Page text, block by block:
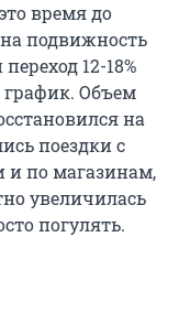
время до
подвижность
12-18%
график. Объем
на
поездки с
и по магазинам,
увеличилась
погулять.